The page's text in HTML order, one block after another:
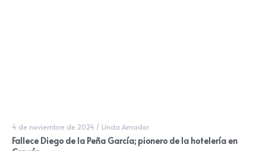
4 de noviembre de 2024 / Linda Amador
Fallece Diego de la Peña García; pionero de la hotelería en